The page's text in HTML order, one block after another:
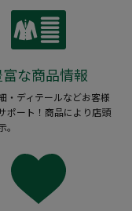
富な商品情報
・ディテールなどお客様
ポート！商品により店頭